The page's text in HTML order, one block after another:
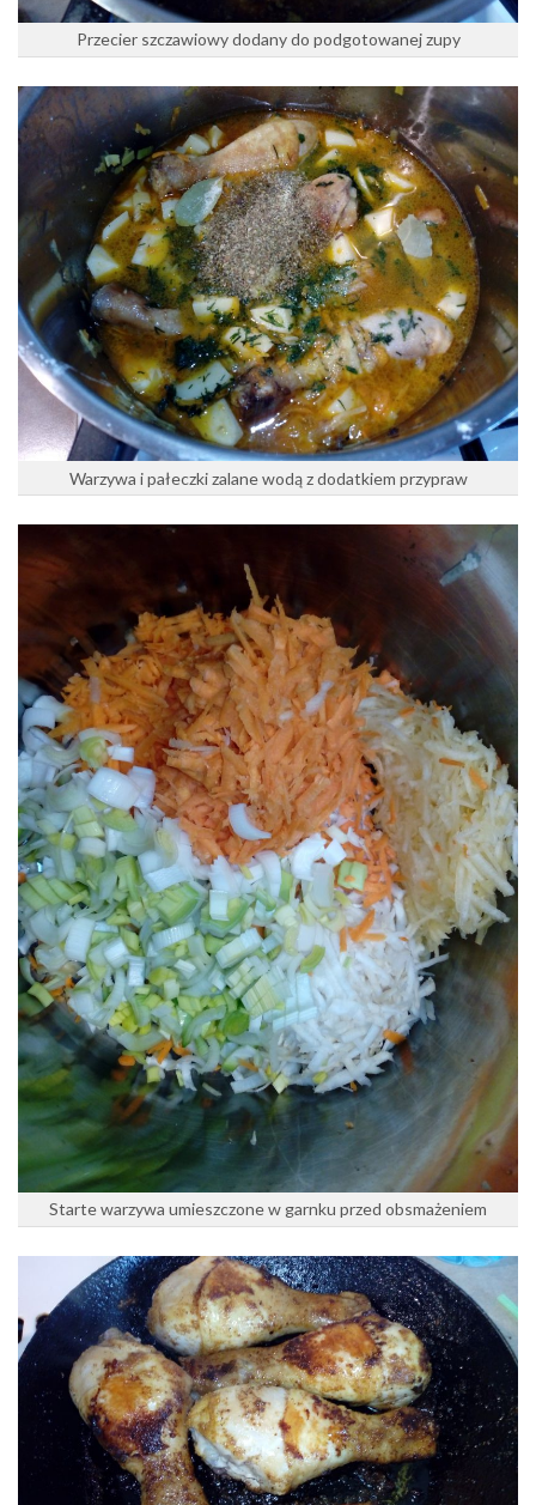
Przecier szczawiowy dodany do podgotowanej zupy
Warzywa i pałeczki zalane wodą z dodatkiem przypraw
Starte warzywa umieszczone w garnku przed obsmażeniem